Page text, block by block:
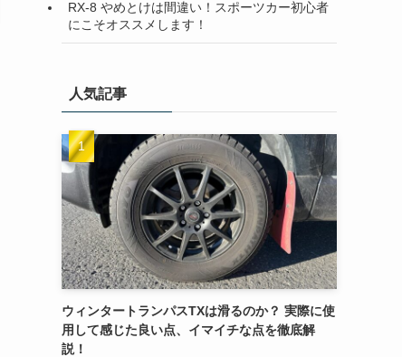
RX-8 やめとけは間違い！スポーツカー初心者
にこそオススメします！
人気記事
ウィンタートランパスTXは滑るのか？ 実際に使
用して感じた良い点、イマイチな点を徹底解
説！